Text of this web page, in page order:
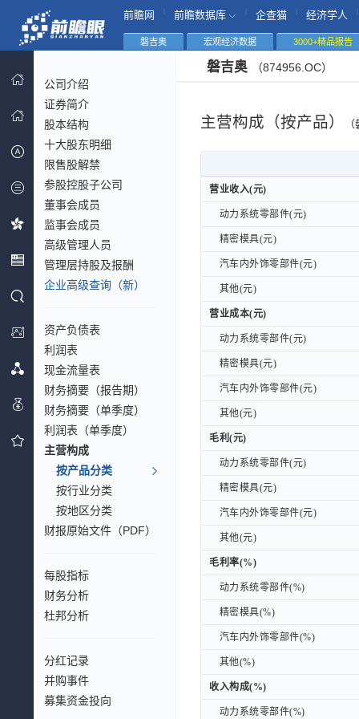
前瞻网 前瞻数据库 企查猫 经济学人
磐吉奥 宏观经济数据 3000+精品报告
公司介绍
证券简介
股本结构
十大股东明细
限售股解禁
参股控股子公司
董事会成员
监事会成员
高级管理人员
管理层持股及报酬
企业高级查询（新）
资产负债表
利润表
现金流量表
财务摘要（报告期）
财务摘要（单季度）
利润表（单季度）
主营构成
按产品分类
按行业分类
按地区分类
财报原始文件（PDF）
每股指标
财务分析
杜邦分析
分红记录
并购事件
募集资金投向
磐吉奥 （874956.OC）
主营构成（按产品）
营业收入(元)
动力系统零部件(元)
精密模具(元)
汽车内外饰零部件(元)
其他(元)
营业成本(元)
动力系统零部件(元)
精密模具(元)
汽车内外饰零部件(元)
其他(元)
毛利(元)
动力系统零部件(元)
精密模具(元)
汽车内外饰零部件(元)
其他(元)
毛利率(%)
动力系统零部件(%)
精密模具(%)
汽车内外饰零部件(%)
其他(%)
收入构成(%)
动力系统零部件(%)
营业收入(元)
动力系统零部件(元)
精密模具(元)
汽车内外饰零部件(元)
其他(元)
营业成本(元)
动力系统零部件(元)
精密模具(元)
汽车内外饰零部件(元)
其他(元)
毛利(元)
动力系统零部件(元)
精密模具(元)
汽车内外饰零部件(元)
其他(元)
毛利率(%)
动力系统零部件(%)
精密模具(%)
汽车内外饰零部件(%)
其他(%)
收入构成(%)
动力系统零部件(%)